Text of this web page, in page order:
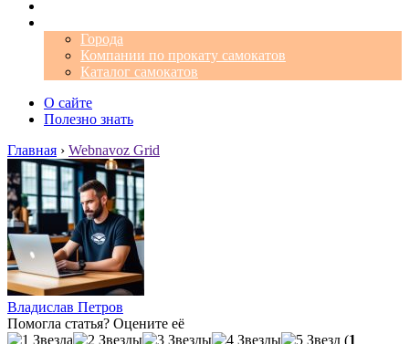
Города
Компании по прокату самокатов
Каталог самокатов
О сайте
Полезно знать
Главная › Webnavoz Grid
Владислав Петров
Помогла статья? Оцените её
(1